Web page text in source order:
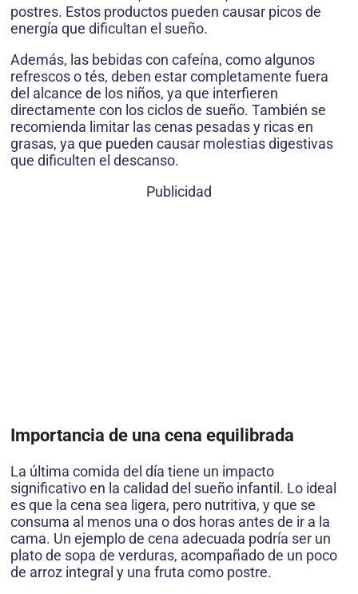
postres. Estos productos pueden causar picos de
energía que dificultan el sueño.
Además, las bebidas con cafeína, como algunos
refrescos o tés, deben estar completamente fuera
del alcance de los niños, ya que interfieren
directamente con los ciclos de sueño. También se
recomienda limitar las cenas pesadas y ricas en
grasas, ya que pueden causar molestias digestivas
que dificulten el descanso.
Publicidad
Importancia de una cena equilibrada
La última comida del día tiene un impacto
significativo en la calidad del sueño infantil. Lo ideal
es que la cena sea ligera, pero nutritiva, y que se
consuma al menos una o dos horas antes de ir a la
cama. Un ejemplo de cena adecuada podría ser un
plato de sopa de verduras, acompañado de un poco
de arroz integral y una fruta como postre.